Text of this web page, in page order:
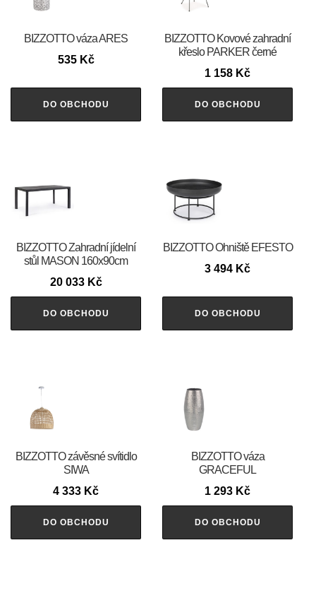
BIZZOTTO váza ARES
535 Kč
DO OBCHODU
BIZZOTTO Kovové zahradní
křeslo PARKER černé
1 158 Kč
DO OBCHODU
BIZZOTTO Zahradní jídelní
stůl MASON 160x90cm
20 033 Kč
DO OBCHODU
BIZZOTTO Ohniště EFESTO
3 494 Kč
DO OBCHODU
BIZZOTTO závěsné svítidlo
SIWA
4 333 Kč
DO OBCHODU
BIZZOTTO váza
GRACEFUL
1 293 Kč
DO OBCHODU